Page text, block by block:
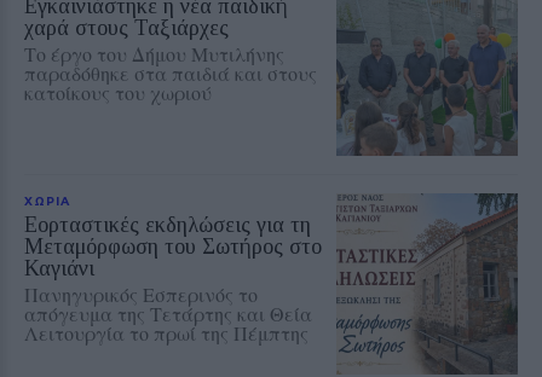
Εγκαινιάστηκε η νέα παιδική
χαρά στους Ταξιάρχες
Το έργο του Δήμου Μυτιλήνης
παραδόθηκε στα παιδιά και στους
κατοίκους του χωριού
ΧΩΡΙΑ
Εορταστικές εκδηλώσεις για τη
Μεταμόρφωση του Σωτήρος στο
Καγιάνι
Πανηγυρικός Εσπερινός το
απόγευμα της Τετάρτης και Θεία
Λειτουργία το πρωί της Πέμπτης